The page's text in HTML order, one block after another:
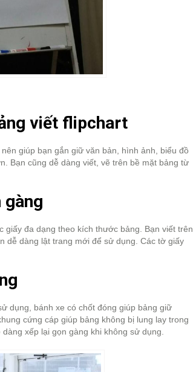
viết flipchart
giúp bạn gắn giữ văn bản, hình ảnh, biểu đồ
Bạn cũng dễ dàng viết, vẽ trên bề mặt bảng từ
đa dạng theo kích thước bảng. Bạn viết trên
dễ dàng lật trang mới để sử dụng. Các tờ giấy
dụng, bánh xe có chốt đóng giúp bảng giữ
cứng cáp giúp bảng không bị lung lay trong
xếp lại gọn gàng khi không sử dụng.